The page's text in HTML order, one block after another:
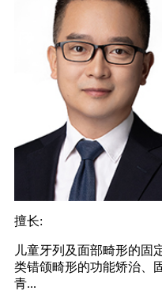
擅长:
儿童牙列及面部畸形的固
类错颌畸形的功能矫治、
青...